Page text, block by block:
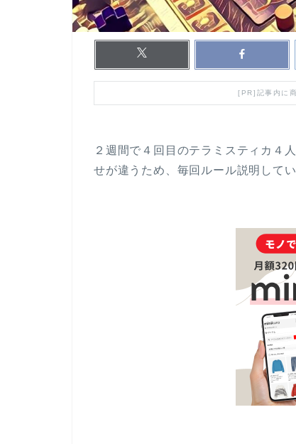
[PR]記事内に
２週間で４回目のテラミスティカ４
せが違うため、毎回ルール説明してい